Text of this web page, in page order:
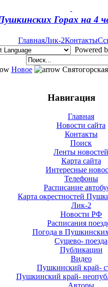
Горах на 4
ГлавнаяЛик-2Контакты
Powered
Новое
Навигация
Главная
Новости сайта
Контакты
Поиск
Ленты новостей
Карта сайта
Интересные
Телефоны
Расписание
Карта окрестностей
Лик-2
Новости РФ
Расписания
Погода в
Cущево- поезда
Публикации
Видео
Пушкинский край-
Пушкинский край-